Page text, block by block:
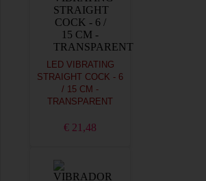
LED VIBRATING
STRAIGHT COCK - 6
/ 15 CM -
TRANSPARENT
€ 21,48